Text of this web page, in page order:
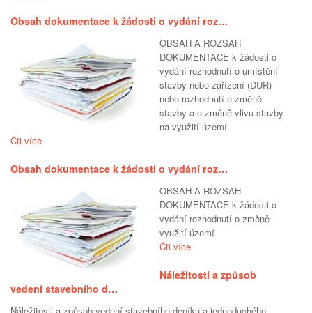
Obsah dokumentace k žádosti o vydání roz…
OBSAH A ROZSAH
DOKUMENTACE k žádosti o
vydání rozhodnutí o umístění
stavby nebo zařízení (DUR)
nebo rozhodnutí o změně
stavby a o změně vlivu stavby
na využití území
Čti více
Obsah dokumentace k žádosti o vydání roz…
OBSAH A ROZSAH
DOKUMENTACE k žádosti o
vydání rozhodnutí o změně
využití území
Čti více
Náležitosti a způsob
vedení stavebního d…
Náležitosti a způsob vedení stavebního deníku a jednoduchého